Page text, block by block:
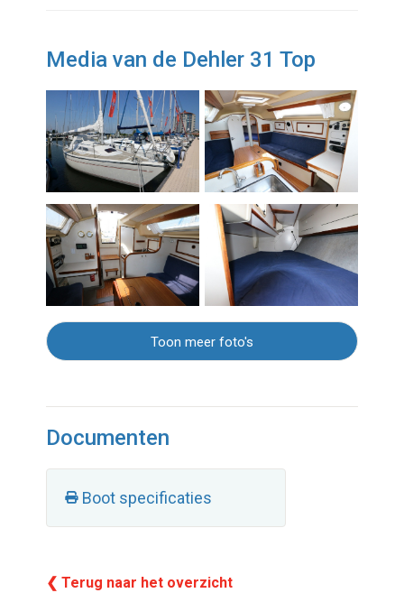
Media van de Dehler 31 Top
Toon meer foto's
Documenten
Boot specificaties
❮ Terug naar het overzicht